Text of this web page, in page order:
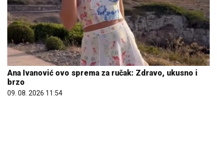
Ana Ivanović ovo sprema za ručak: Zdravo, ukusno i
brzo
09. 08. 2026 11:54